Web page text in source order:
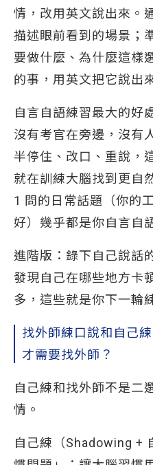
情，改用英文說出來。
描述眼前看到的場景；
要做什麼、為什麼這樣
的事，用英文把它說出
自言自語練習最大的好
沒有考官在旁邊，沒有
半停住、改口、重說，
就在訓練大腦找到更自
1 問的日常話題（你的
好）幾乎都是你自言自
進階版：錄下自己說話
發現自己在哪些地方卡
多，這些就是你下一輪
找外師練口說和自己
才需要找外師？
自己練和找外師不是二
情。
自己練（Shadowing +